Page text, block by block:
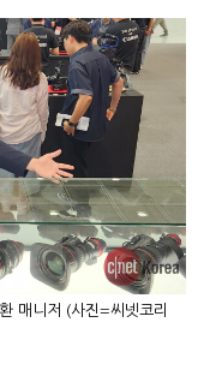
매니저 (사진=씨넷코리